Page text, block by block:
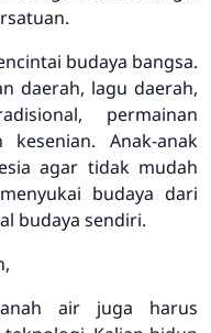
budaya bangsa.
daerah, lagu daerah,
permainan
Anak-anak
agar tidak mudah
budaya dari
budaya sendiri.
air juga harus